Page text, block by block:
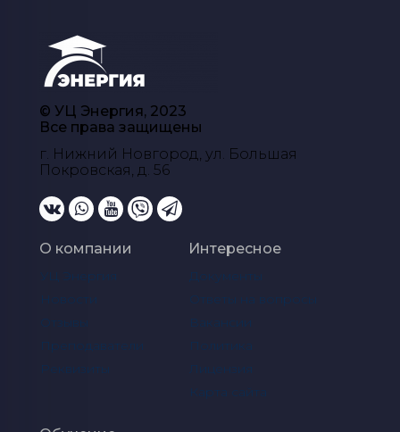
© УЦ Энергия, 2023
Все права защищены
г. Нижний Новгород, ул. Большая
Покровская, д. 56
Интересное
Документы
Ответы на вопросы
Вакансии
Политика
Лицензия
Карта сайта
О компании
УЦ Энергия
Новости
Отзывы
Преподаватели
Реквизиты